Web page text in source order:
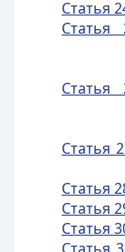
Статья
Статья
Статья
Статья
Статья
Статья